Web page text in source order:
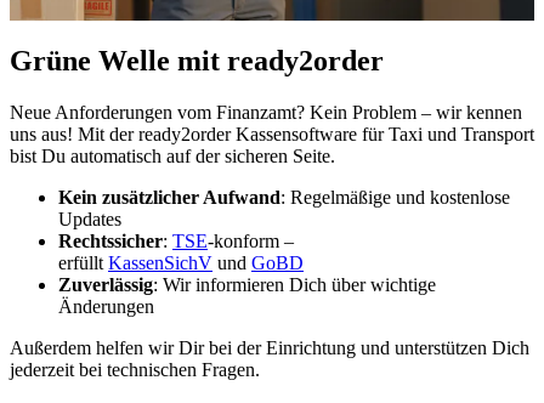
Grüne Welle mit ready2order
Neue Anforderungen vom Finanzamt? Kein Problem – wir kennen
uns aus! Mit der ready2order Kassensoftware für Taxi und Transport
bist Du automatisch auf der sicheren Seite.
Kein zusätzlicher Aufwand: Regelmäßige und kostenlose
Updates
Rechtssicher: TSE-konform –
erfüllt KassenSichV und GoBD
Zuverlässig: Wir informieren Dich über wichtige
Änderungen
Außerdem helfen wir Dir bei der Einrichtung und unterstützen Dich
jederzeit bei technischen Fragen.